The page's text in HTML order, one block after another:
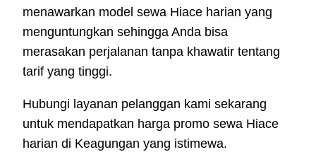
menawarkan model sewa Hiace harian yang
menguntungkan sehingga Anda bisa
merasakan perjalanan tanpa khawatir tentang
tarif yang tinggi.
Hubungi layanan pelanggan kami sekarang
untuk mendapatkan harga promo sewa Hiace
harian di Keagungan yang istimewa.